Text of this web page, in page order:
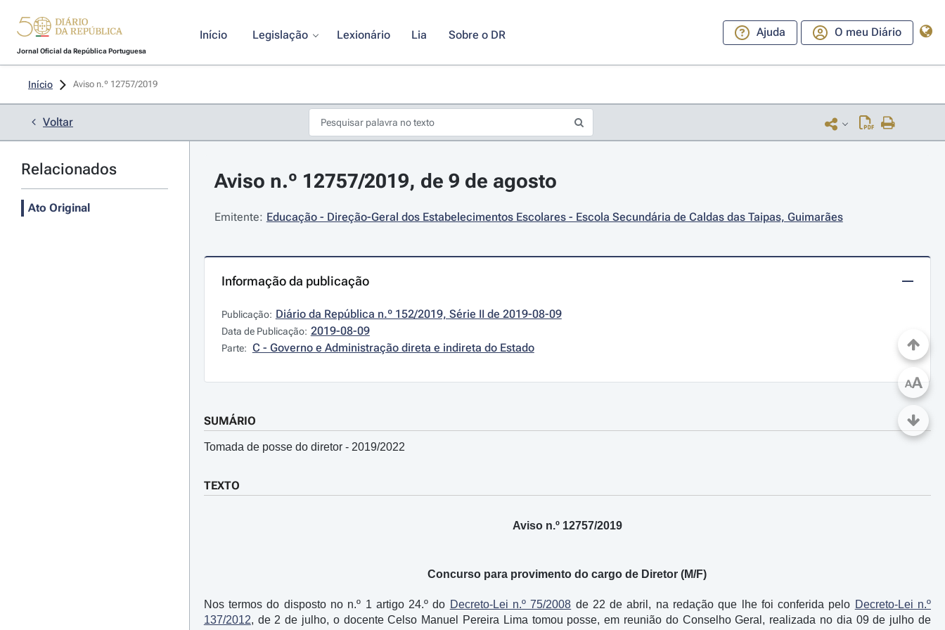
Jornal Oficial da República Portuguesa
Início Legislação Lexionário Lia Sobre o DR Ajuda O meu Diário
Início Aviso n.º 12757/2019
Voltar
Relacionados
Ato Original
Aviso n.º 12757/2019, de 9 de agosto
Emitente: Educação - Direção-Geral dos Estabelecimentos Escolares - Escola Secundária de Caldas das Taipas, Guimarães
Informação da publicação
Publicação: Diário da República n.º 152/2019, Série II de 2019-08-09
Data de Publicação: 2019-08-09
Parte: C - Governo e Administração direta e indireta do Estado
SUMÁRIO
Tomada de posse do diretor - 2019/2022
TEXTO
Aviso n.º 12757/2019
Concurso para provimento do cargo de Diretor (M/F)
Nos termos do disposto no n.º 1 artigo 24.º do Decreto-Lei n.º 75/2008 de 22 de abril, na redação que lhe foi conferida pelo Decreto-Lei n.º
137/2012, de 2 de julho, o docente Celso Manuel Pereira Lima tomou posse, em reunião do Conselho Geral, realizada no dia 09 de julho de
AA